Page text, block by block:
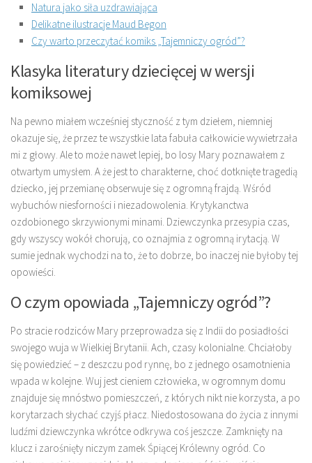
Natura jako siła uzdrawiająca
Delikatne ilustracje Maud Begon
Czy warto przeczytać komiks „Tajemniczy ogród”?
Klasyka literatury dziecięcej w wersji
komiksowej
Na pewno miałem wcześniej styczność z tym dziełem, niemniej
okazuje się, że przez te wszystkie lata fabuła całkowicie wywietrzała
mi z głowy. Ale to może nawet lepiej, bo losy Mary poznawałem z
otwartym umysłem. A że jest to charakterne, choć dotknięte tragedią
dziecko, jej przemianę obserwuje się z ogromną frajdą. Wśród
wybuchów niesforności i niezadowolenia. Krytykanctwa
ozdobionego skrzywionymi minami. Dziewczynka przesypia czas,
gdy wszyscy wokół chorują, co oznajmia z ogromną irytacją. W
sumie jednak wychodzi na to, że to dobrze, bo inaczej nie byłoby tej
opowieści.
O czym opowiada „Tajemniczy ogród”?
Po stracie rodziców Mary przeprowadza się z Indii do posiadłości
swojego wuja w Wielkiej Brytanii. Ach, czasy kolonialne. Chciałoby
się powiedzieć – z deszczu pod rynnę, bo z jednego osamotnienia
wpada w kolejne. Wuj jest cieniem człowieka, w ogromnym domu
znajduje się mnóstwo pomieszczeń, z których nikt nie korzysta, a po
korytarzach słychać czyjś płacz. Niedostosowana do życia z innymi
ludźmi dziewczynka wkrótce odkrywa coś jeszcze. Zamknięty na
klucz i zarośnięty niczym zamek Śpiącej Królewny ogród. Co